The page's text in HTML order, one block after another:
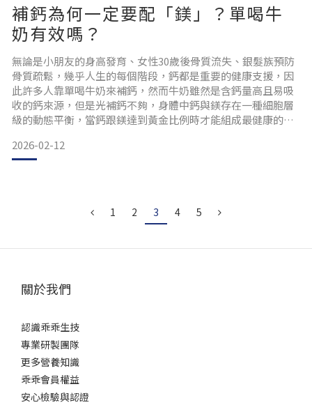
補鈣為何一定要配「鎂」？單喝牛
奶有效嗎？
無論是小朋友的身高發育、女性30歲後骨質流失、銀髮族預防
骨質疏鬆，幾乎人生的每個階段，鈣都是重要的健康支援，因
此許多人靠單喝牛奶來補鈣，然而牛奶雖然是含鈣量高且易吸
收的鈣來源，但是光補鈣不夠，身體中鈣與鎂存在一種細胞層
級的動態平衡，當鈣跟鎂達到黃金比例時才能組成最健康的骨
定要配鎂？這要從它們在細胞層級的互動說起。在人體內，鈣
與鎂呈現一種「拮抗且共生」的微妙關係：轉換與吸收的開關
2026-02-12
1 2 3 4 5
關於我們
認識乖乖生技
專業研製團隊
更多營養知識
乖乖會員權益
安心檢驗與認證